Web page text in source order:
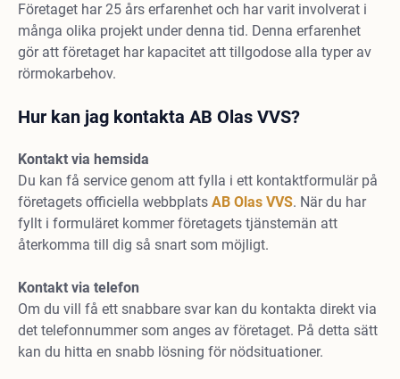
Företaget har 25 års erfarenhet och har varit involverat i
många olika projekt under denna tid. Denna erfarenhet
gör att företaget har kapacitet att tillgodose alla typer av
rörmokarbehov.
Hur kan jag kontakta AB Olas VVS?
Kontakt via hemsida
Du kan få service genom att fylla i ett kontaktformulär på
företagets officiella webbplats AB Olas VVS. När du har
fyllt i formuläret kommer företagets tjänstemän att
återkomma till dig så snart som möjligt.
Kontakt via telefon
Om du vill få ett snabbare svar kan du kontakta direkt via
det telefonnummer som anges av företaget. På detta sätt
kan du hitta en snabb lösning för nödsituationer.